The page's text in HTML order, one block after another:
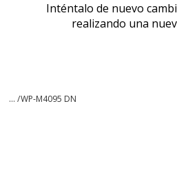
Inténtalo de nuevo
realizando una
... /WP-M4095 DN